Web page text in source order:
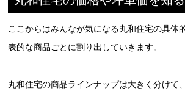
ここからはみんなが気になる丸和住宅の具体
表的な商品ごとに割り出していきます。
丸和住宅の商品ラインナップは大きく分けて